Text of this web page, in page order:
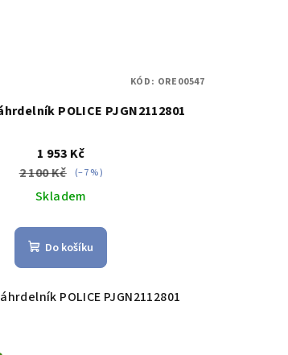
POLICE PJGN2112801
1 953 Kč
2 100 Kč (–7 %)
Skladem
Do košíku
POLICE PJGN2112801
KÓD: ORE00547